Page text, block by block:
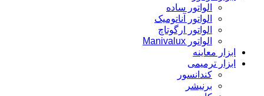
الواتور ساده
الواتور آناتومیک
الواتور ارگوتاچ
الواتور Manivalux
ابزار معاینه
ابزار ترمیمی
کندانسور
برنیشر